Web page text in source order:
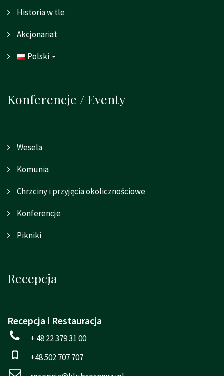
Historia w tle
Akcjonariat
Polski
Konferencje / Eventy
Wesela
Komunia
Chrzciny i przyjęcia okolicznościowe
Konferencje
Pikniki
Recepcja
Recepcja i Restauracja
+ 48 22 379 31 00
+48 502 707 707